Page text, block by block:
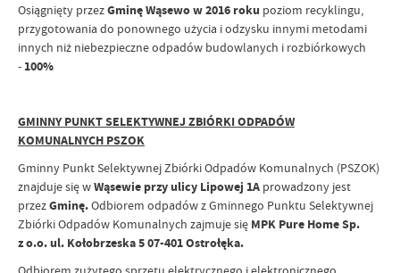
Osiągnięty przezGminę Wąsewo w 2016 roku poziom recyklingu,
przygotowania do ponownego użycia i odzysku innymi metodami
innych niż niebezpieczne odpadów budowlanych i rozbiórkowych
- 100%
GMINNY PUNKT SELEKTYWNEJ ZBIÓRKI ODPADÓW
KOMUNALNYCH PSZOK
Gminny Punkt Selektywnej Zbiórki Odpadów Komunalnych (PSZOK)
znajduje się wWąsewie przy ulicy Lipowej 1A prowadzony jest
przezGminę.Odbiorem odpadów z Gminnego Punktu Selektywnej
Zbiórki Odpadów Komunalnych zajmuje się MPK Pure Home Sp.
z o.o. ul. Kołobrzeska 5 07-401 Ostrołęka.